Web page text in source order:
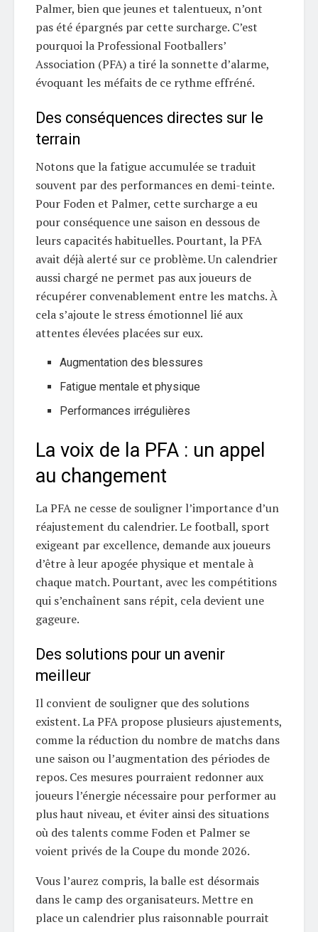
Palmer, bien que jeunes et talentueux, n’ont
pas été épargnés par cette surcharge. C’est
pourquoi la Professional Footballers’
Association (PFA) a tiré la sonnette d’alarme,
évoquant les méfaits de ce rythme effréné.
Des conséquences directes sur le
terrain
Notons que la fatigue accumulée se traduit
souvent par des performances en demi-teinte.
Pour Foden et Palmer, cette surcharge a eu
pour conséquence une saison en dessous de
leurs capacités habituelles. Pourtant, la PFA
avait déjà alerté sur ce problème. Un calendrier
aussi chargé ne permet pas aux joueurs de
récupérer convenablement entre les matchs. À
cela s’ajoute le stress émotionnel lié aux
attentes élevées placées sur eux.
Augmentation des blessures
Fatigue mentale et physique
Performances irrégulières
La voix de la PFA : un appel
au changement
La PFA ne cesse de souligner l’importance d’un
réajustement du calendrier. Le football, sport
exigeant par excellence, demande aux joueurs
d’être à leur apogée physique et mentale à
chaque match. Pourtant, avec les compétitions
qui s’enchaînent sans répit, cela devient une
gageure.
Des solutions pour un avenir
meilleur
Il convient de souligner que des solutions
existent. La PFA propose plusieurs ajustements,
comme la réduction du nombre de matchs dans
une saison ou l’augmentation des périodes de
repos. Ces mesures pourraient redonner aux
joueurs l’énergie nécessaire pour performer au
plus haut niveau, et éviter ainsi des situations
où des talents comme Foden et Palmer se
voient privés de la Coupe du monde 2026.
Vous l’aurez compris, la balle est désormais
dans le camp des organisateurs. Mettre en
place un calendrier plus raisonnable pourrait